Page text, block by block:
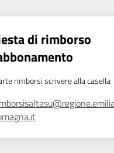
di rimborso
rimborsi scrivere alla casella